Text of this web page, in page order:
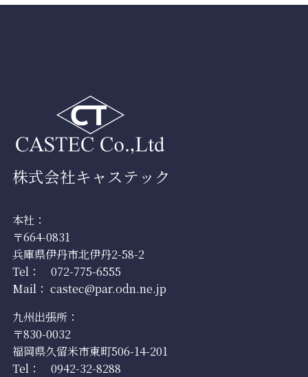
株式会社キャステック
本社：
〒664-0831
兵庫県伊丹市北伊丹2-58-2
Tel： 072-775-6555
Mail： castec@par.odn.ne.jp
九州出張所：
〒830-0032
福岡県久留米市東町506-14-201
Tel： 0942-32-8288